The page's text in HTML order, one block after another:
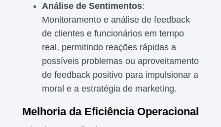
Análise de Sentimentos:
Monitoramento e análise de feedback
de clientes e funcionários em tempo
real, permitindo reações rápidas a
possíveis problemas ou aproveitamento
de feedback positivo para impulsionar a
moral e a estratégia de marketing.
Melhoria da Eficiência Operacional